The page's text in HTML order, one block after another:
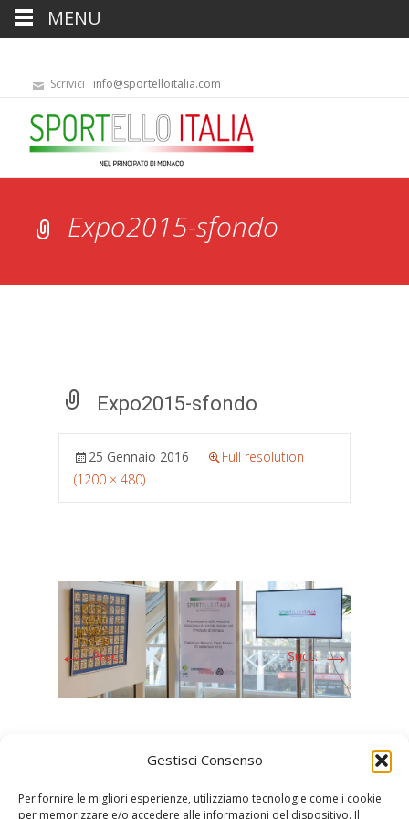
Gestisci Consenso
Per fornire le migliori esperienze, utilizziamo tecnologie come i cookie
per memorizzare e/o accedere alle informazioni del dispositivo. Il
Scrivici : info@sportelloitalia.com
Expo2015-sfondo
Expo2015-sfondo
25 Gennaio 2016
Full resolution
(1200 × 480)
←Prec. Succ.→
MENU